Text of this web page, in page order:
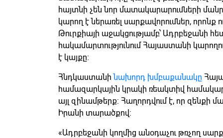
հայտնի չեն նոր մատակարարումների
կարող է ներառել սարքավորումներ,
Թուրքիայի աջակցությամբ՝ Ադրբեջանի
հակամարտությունում Հայաստանի
է կայքը։
Հնդկաստանինախորդ խմբաքանակը
hամազարկային կրակի ռեակտիվ
այլ զինամթերք: Հաղորդվում է, որ զենքի
Իրանի տարածքով։
«Ադրբեջանի կողմից անօդաչու թռչող